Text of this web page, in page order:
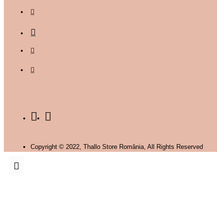
Copyright © 2022, Thallo Store România, All Rights Reserved